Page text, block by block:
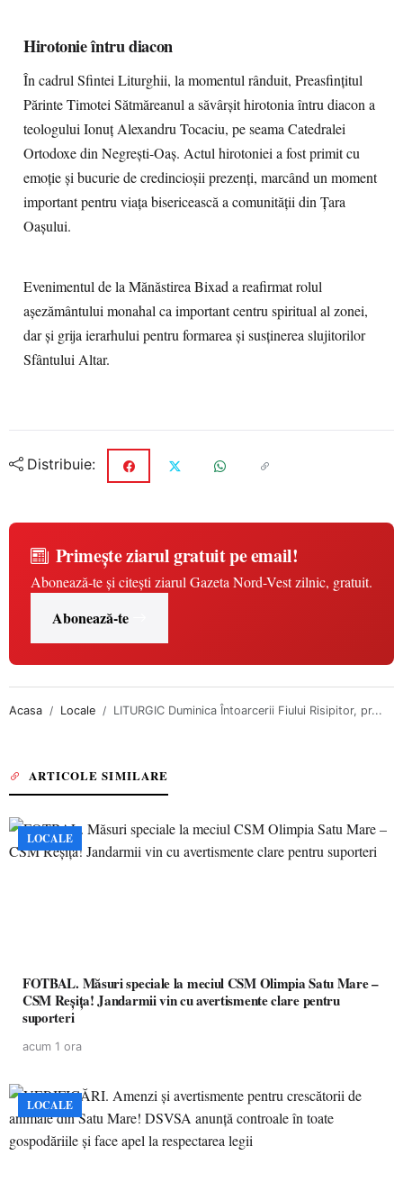
Hirotonie întru diacon
În cadrul Sfintei Liturghii, la momentul rânduit, Preasfințitul
Părinte Timotei Sătmăreanul a săvârșit hirotonia întru diacon a
teologului Ionuț Alexandru Tocaciu, pe seama Catedralei
Ortodoxe din Negrești-Oaș. Actul hirotoniei a fost primit cu
emoție și bucurie de credincioșii prezenți, marcând un moment
important pentru viața bisericească a comunității din Țara
Oașului.
Evenimentul de la Mănăstirea Bixad a reafirmat rolul
așezământului monahal ca important centru spiritual al zonei,
dar și grija ierarhului pentru formarea și susținerea slujitorilor
Sfântului Altar.
Distribuie:
Primește ziarul gratuit pe email!
Abonează-te și citești ziarul Gazeta Nord-Vest zilnic, gratuit.
Abonează-te
Acasa Locale LITURGIC Duminica Întoarcerii Fiului Risipitor, pr...
ARTICOLE SIMILARE
LOCALE
FOTBAL. Măsuri speciale la meciul CSM Olimpia Satu Mare –
CSM Reșița! Jandarmii vin cu avertismente clare pentru
suporteri
acum 1 ora
LOCALE